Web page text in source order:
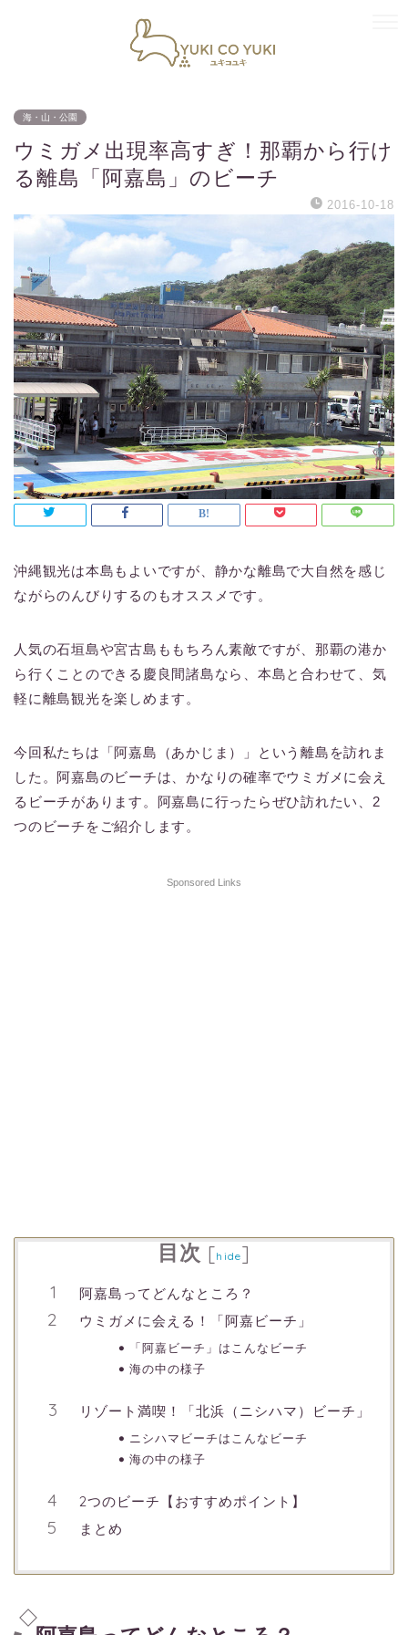
海・山・公園
ウミガメ出現率高すぎ！那覇から行け
る離島「阿嘉島」のビーチ
2016-10-18
沖縄観光は本島もよいですが、静かな離島で大自然を感じ
ながらのんびりするのもオススメです。
人気の石垣島や宮古島ももちろん素敵ですが、那覇の港か
ら行くことのできる慶良間諸島なら、本島と合わせて、気
軽に離島観光を楽しめます。
今回私たちは「阿嘉島（あかじま）」という離島を訪れま
した。阿嘉島のビーチは、かなりの確率でウミガメに会え
るビーチがあります。阿嘉島に行ったらぜひ訪れたい、2
つのビーチをご紹介します。
Sponsored Links
目次 [hide]
阿嘉島ってどんなところ？
ウミガメに会える！「阿嘉ビーチ」
「阿嘉ビーチ」はこんなビーチ
海の中の様子
リゾート満喫！「北浜（ニシハマ）ビーチ」
ニシハマビーチはこんなビーチ
海の中の様子
2つのビーチ【おすすめポイント】
まとめ